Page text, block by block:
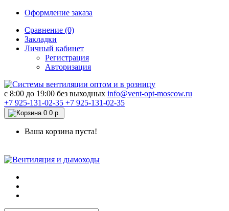
Оформление заказа
Сравнение (0)
Закладки
Личный кабинет
Регистрация
Авторизация
c 8:00 до 19:00 без выходных info@vent-opt-moscow.ru
+7 925-131-02-35 +7 925-131-02-35
0 0 р.
Ваша корзина пуста!